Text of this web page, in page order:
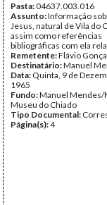
Pasta:04637.003.016
Assunto:Informação
Jesus, natural de Vila do
assim como referências
bibliográficas com ela
Remetente:Flávio
Destinatário:Manuel
Data: Quinta, 9 de
1965
Fundo:Manuel Mendes/
Museu do Chiado
Tipo Documental:
Página(s):4